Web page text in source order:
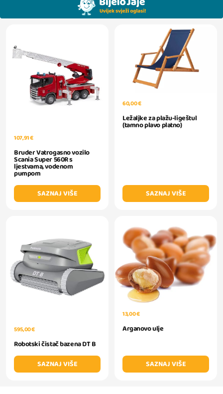
107,91 €
Bruder Vatrogasno vozilo
Scania Super 560R s
ljestvama, vodenom
pumpom
SAZNAJ VIŠE
60,00 €
Ležaljke za plažu-ligeštul
(tamno plavo platno)
SAZNAJ VIŠE
595,00 €
Robotski čistač bazena DT B
SAZNAJ VIŠE
13,00 €
Arganovo ulje
SAZNAJ VIŠE